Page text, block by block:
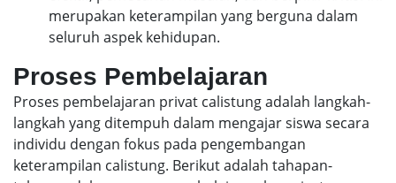
merupakan keterampilan yang berguna dalam
seluruh aspek kehidupan.
Proses Pembelajaran
Proses pembelajaran privat calistung adalah langkah-
langkah yang ditempuh dalam mengajar siswa secara
individu dengan fokus pada pengembangan
keterampilan calistung. Berikut adalah tahapan-